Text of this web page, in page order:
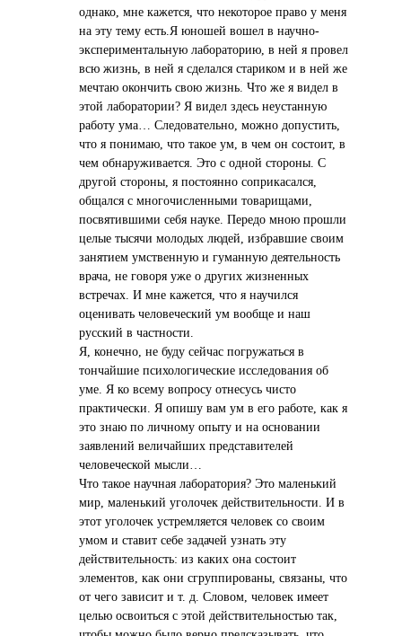
однако, мне кажется, что некоторое право у меня
на эту тему есть.Я юношей вошел в научно-
экспериментальную лабораторию, в ней я провел
всю жизнь, в ней я сделался стариком и в ней же
мечтаю окончить свою жизнь. Что же я видел в
этой лаборатории? Я видел здесь неустанную
работу ума… Следовательно, можно допустить,
что я понимаю, что такое ум, в чем он состоит, в
чем обнаруживается. Это с одной стороны. С
другой стороны, я постоянно соприкасался,
общался с многочисленными товарищами,
посвятившими себя науке. Передо мною прошли
целые тысячи молодых людей, избравшие своим
занятием умственную и гуманную деятельность
врача, не говоря уже о других жизненных
встречах. И мне кажется, что я научился
оценивать человеческий ум вообще и наш
русский в частности.
Я, конечно, не буду сейчас погружаться в
тончайшие психологические исследования об
уме. Я ко всему вопросу отнесусь чисто
практически. Я опишу вам ум в его работе, как я
это знаю по личному опыту и на основании
заявлений величайших представителей
человеческой мысли…
Что такое научная лаборатория? Это маленький
мир, маленький уголочек действительности. И в
этот уголочек устремляется человек со своим
умом и ставит себе задачей узнать эту
действительность: из каких она состоит
элементов, как они сгруппированы, связаны, что
от чего зависит и т. д. Словом, человек имеет
целью освоиться с этой действительностью так,